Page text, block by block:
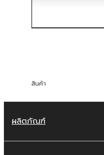
streaming &
devices.
สินค้า
ผลิตภัณฑ์